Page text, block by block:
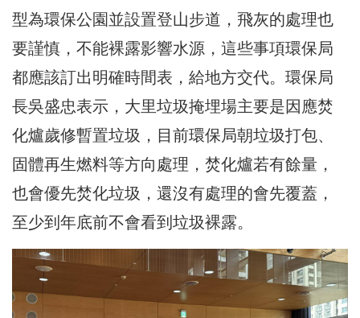
型為環保公園並設置登山步道，飛灰的處理也
要謹慎，不能裸露影響水源，這些事項環保局
都應該訂出明確時間表，給地方交代。環保局
長吳盛忠表示，大里垃圾掩埋場主要是因應焚
化爐歲修暫置垃圾，目前環保局朝垃圾打包、
固體再生燃料等方向處理，焚化爐若有餘量，
也會優先焚化垃圾，還沒有處理的會先覆蓋，
至少到年底前不會看到垃圾裸露。